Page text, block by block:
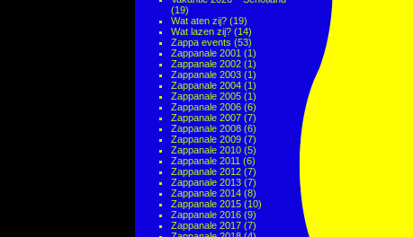
(19)
Wat aten zij? (19)
Wat lazen zij? (14)
Zappa events (53)
Zappanale 2001 (1)
Zappanale 2002 (1)
Zappanale 2003 (1)
Zappanale 2004 (1)
Zappanale 2005 (1)
Zappanale 2006 (6)
Zappanale 2007 (7)
Zappanale 2008 (6)
Zappanale 2009 (7)
Zappanale 2010 (5)
Zappanale 2011 (6)
Zappanale 2012 (7)
Zappanale 2013 (7)
Zappanale 2014 (8)
Zappanale 2015 (10)
Zappanale 2016 (9)
Zappanale 2017 (7)